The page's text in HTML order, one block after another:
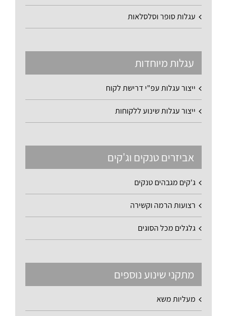
עגלות סופר וסלסלאות
עגלות מיוחדות
ייצור עגלות עפ"י דרישת לקוח
ייצור עגלות שינוע ללקוחות
אביזרים טנקים וג'קים
ג'קים מגבהים טנקים
רצועות הרמה וקשירה
גלגלים מכל הסוגים
מתקני שינוע נוספים
מעליות משא